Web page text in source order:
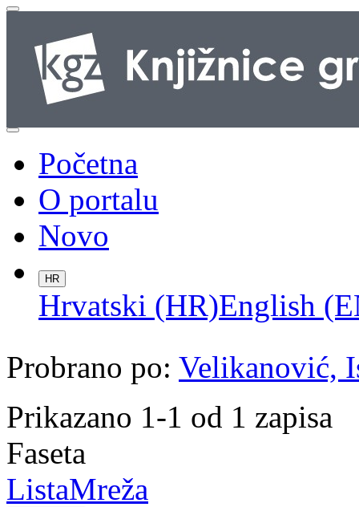
Početna
O portalu
Novo
HR
Hrvatski (HR)English
Probrano po: Velikanović,
Prikazano 1-1 od 1 zapisa
Faseta
ListaMreža